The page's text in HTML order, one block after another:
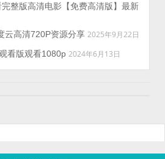
完整版高清电影【免费高清版】最新
云高清720P资源分享 2025年9月22日
看版观看1080p 2024年6月13日